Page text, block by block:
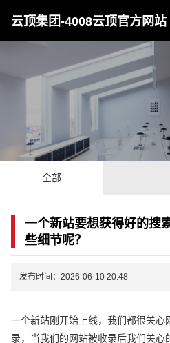
云顶集团-4008云顶官方网站
全部
一个新站要想获得好的搜
些细节呢？
发布时间：2026-06-10 20:48
一个新站刚开始上线，我们都很关心
录，当我们的网站被收录后我们关心